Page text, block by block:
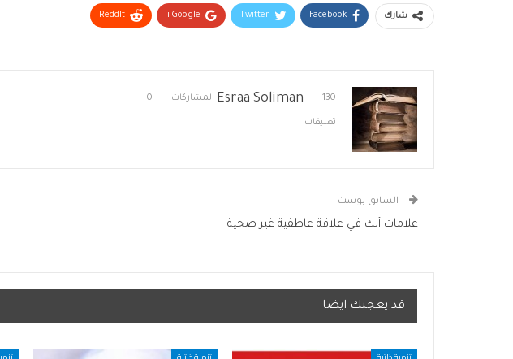
شارك Facebook
Twitter
Google+
ReddIt
Esraa Soliman 130 المشاركات 0
تعليقات
السابق بوست
علامات أنك في علاقة عاطفية غير صحية
قد يعجبك ايضا